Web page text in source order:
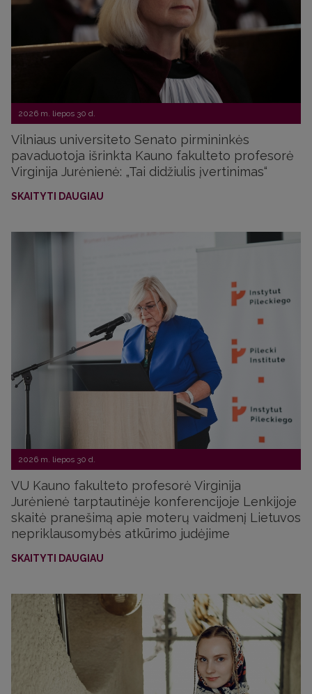
2026 m. liepos 30 d.
Vilniaus universiteto Senato pirmininkės
pavaduotoja išrinkta Kauno fakulteto profesorė
Virginija Jurėnienė: „Tai didžiulis įvertinimas“
SKAITYTI DAUGIAU
2026 m. liepos 30 d.
VU Kauno fakulteto profesorė Virginija
Jurėnienė tarptautinėje konferencijoje Lenkijoje
skaitė pranešimą apie moterų vaidmenį Lietuvos
nepriklausomybės atkūrimo judėjime
SKAITYTI DAUGIAU